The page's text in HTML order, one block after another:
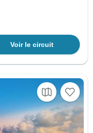
Voir le circuit